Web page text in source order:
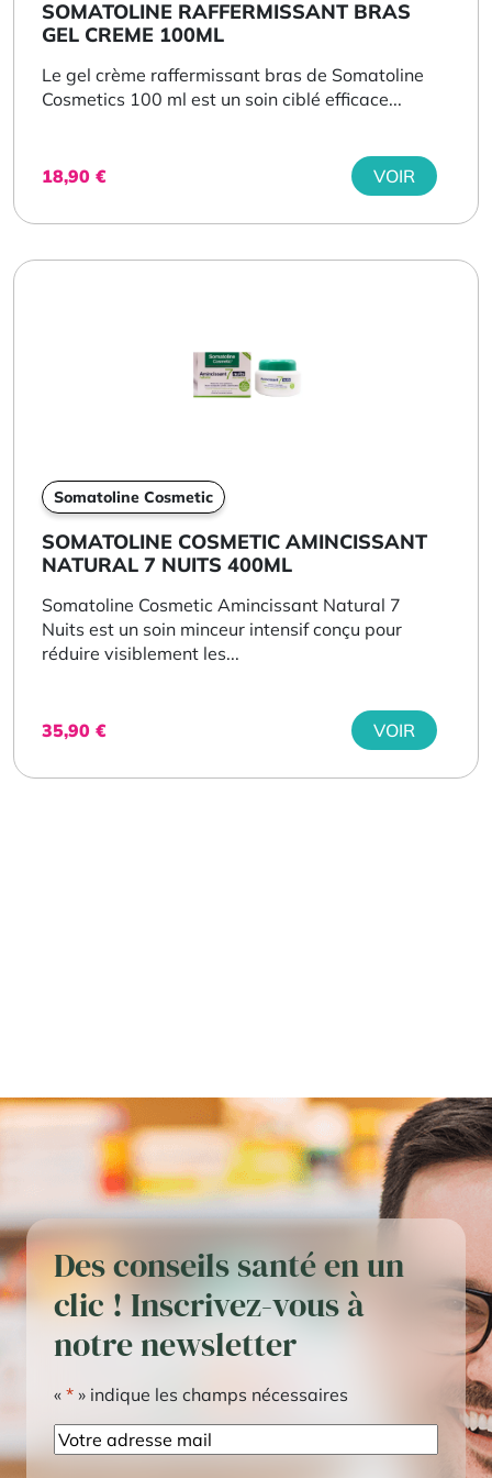
SOMATOLINE RAFFERMISSANT BRAS
GEL CREME 100ML
Le gel crème raffermissant bras de Somatoline
Cosmetics 100 ml est un soin ciblé efficace...
18,90 € VOIR
Somatoline Cosmetic
SOMATOLINE COSMETIC AMINCISSANT
NATURAL 7 NUITS 400ML
Somatoline Cosmetic Amincissant Natural 7
Nuits est un soin minceur intensif conçu pour
réduire visiblement les...
35,90 € VOIR
Des conseils santé en un
clic ! Inscrivez-vous à
notre newsletter
« * » indique les champs nécessaires
E-
mail